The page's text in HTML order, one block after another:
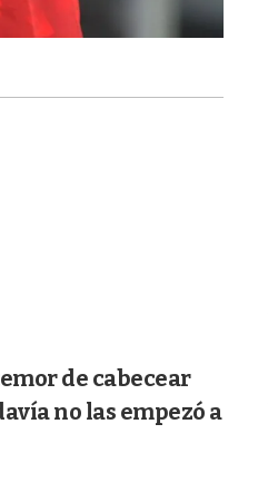
de cabecear
no las empezó a